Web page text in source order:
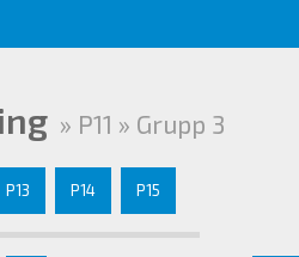
» P11 » Grupp 3
P13 P14 P15